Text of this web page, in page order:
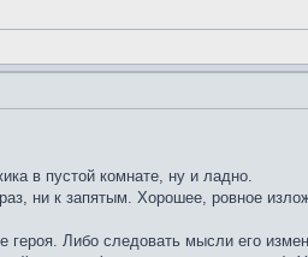
в пустой комнате, ну и ладно.
ни к запятым. Хорошее, ровное
героя. Либо следовать мысли его